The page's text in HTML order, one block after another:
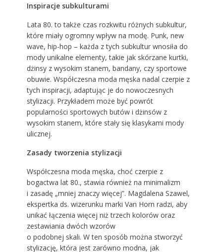
Inspiracje subkulturami
Lata 80. to także czas rozkwitu różnych subkultur,
które miały ogromny wpływ na modę. Punk, new
wave, hip-hop – każda z tych subkultur wnosiła do
mody unikalne elementy, takie jak skórzane kurtki,
dżinsy z wysokim stanem, bandany, czy sportowe
obuwie. Współczesna moda męska nadal czerpie z
tych inspiracji, adaptując je do nowoczesnych
stylizacji. Przykładem może być powrót
popularności sportowych butów i dżinsów z
wysokim stanem, które stały się klasykami mody
ulicznej.
Zasady tworzenia stylizacji
Współczesna moda męska, choć czerpie z
bogactwa lat 80., stawia również na minimalizm
i zasadę „mniej znaczy więcej”. Magdalena Szawel,
ekspertka ds. wizerunku marki Van Horn radzi, aby
unikać łączenia więcej niż trzech kolorów oraz
zestawiania dwóch wzorów
o podobnej skali. W ten sposób można stworzyć
stylizację, która jest zarówno modna, jak